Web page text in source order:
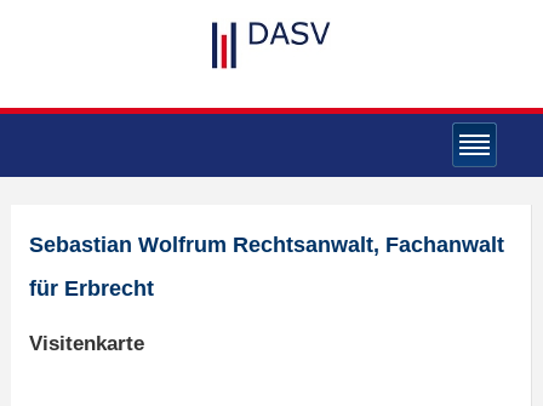
Sebastian Wolfrum Rechtsanwalt, Fachanwalt
für Erbrecht
Visitenkarte